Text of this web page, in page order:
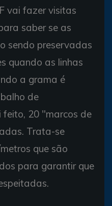
vai fazer visitas
saber se as
sendo preservadas
quando as linhas
a grama é
de
feito, 20 "marcos de
Trata-se
que são
para garantir que